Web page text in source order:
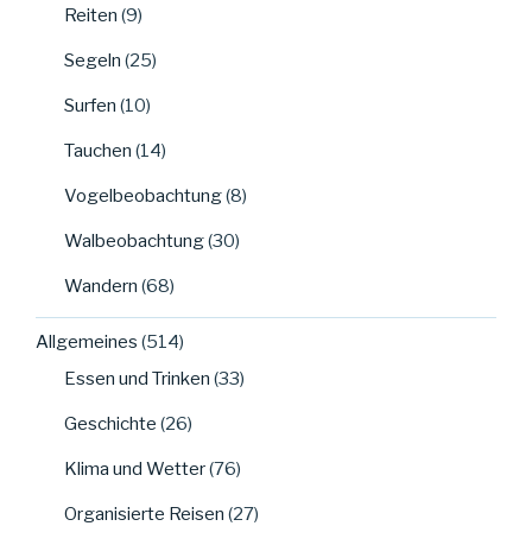
Reiten (9)
Segeln (25)
Surfen (10)
Tauchen (14)
Vogelbeobachtung(8)
Walbeobachtung(30)
Wandern (68)
Allgemeines (514)
Essen und Trinken (33)
Geschichte (26)
Klima und Wetter(76)
Organisierte Reisen (27)